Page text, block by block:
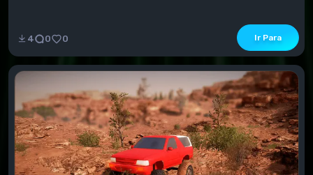
4 0 0 Ir Para